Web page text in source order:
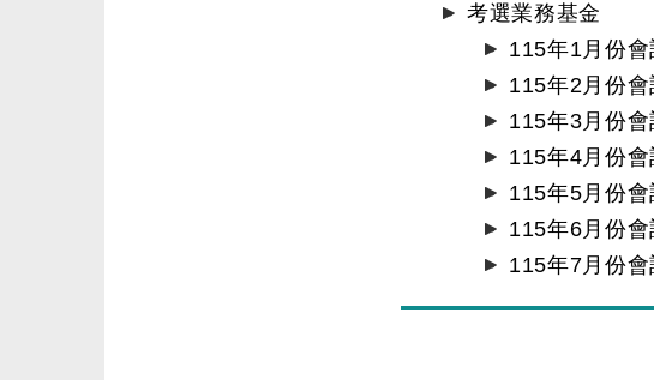
考選業務基金
115年1月份會
115年2月份會
115年3月份會
115年4月份會
115年5月份會
115年6月份會
115年7月份會